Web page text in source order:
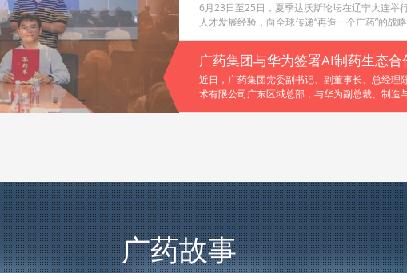
6月23日至25日，夏季达沃斯论坛在辽宁大连举
人才发展经验，向全球传递“再造一个广药”的战略
广药集团与华为签署AI制药生态
近日，广药集团党委副书记、副董事长、总经
术有限公司广东区域总部，与华为副总裁、制造
广药故事